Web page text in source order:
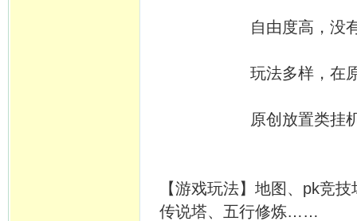
自由度高，没有定时
玩法多样，在原有基
原创放置类挂机游戏
【游戏玩法】地图、pk竞
传说塔、五行修炼……